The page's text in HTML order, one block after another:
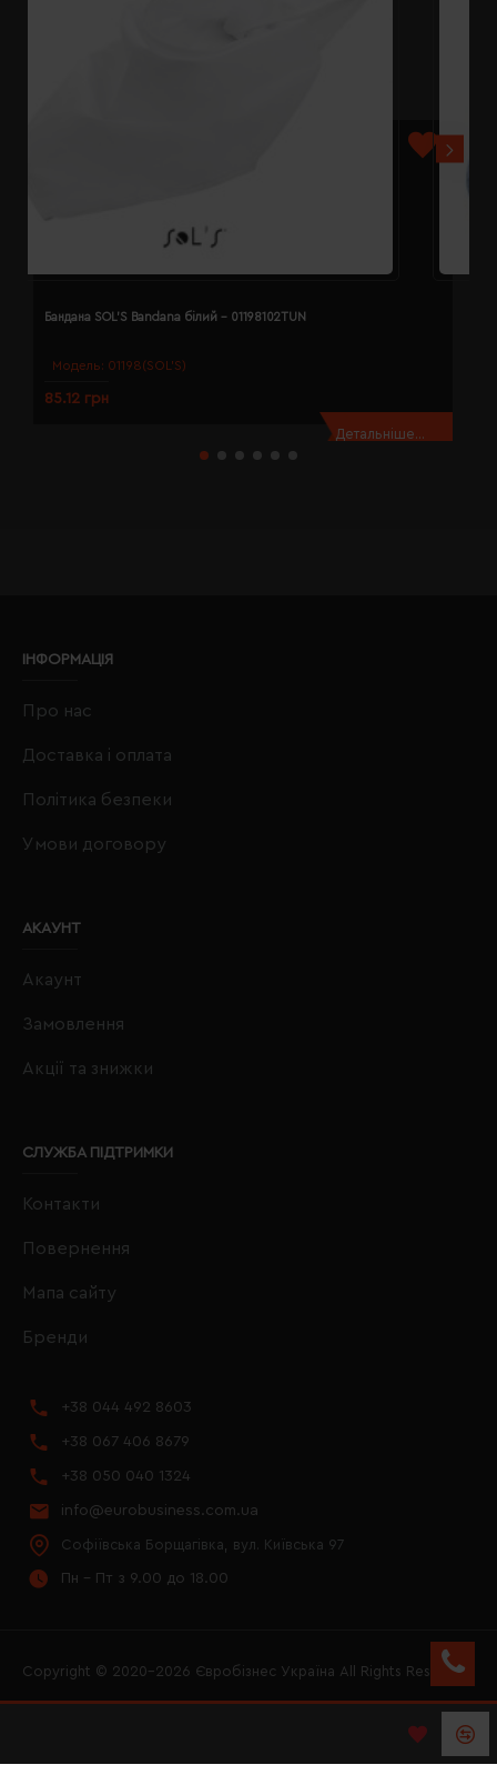
Модель: 01198(SOL’S)
Бандана SOL'S Bandana білий - 01198102TUN
85.12 грн
Детальніше...
ІНФОРМАЦІЯ
Про нас
Доставка і оплата
Політика безпеки
Умови договору
АКАУНТ
Акаунт
Замовлення
Акції та знижки
СЛУЖБА ПІДТРИМКИ
Контакти
Повернення
Мапа сайту
Бренди
+38 044 492 8603
+38 067 406 8679
+38 050 040 1324
info@eurobusiness.com.ua
Софіївська Борщагівка, вул. Київська 97
Пн - Пт з 9.00 до 18.00
Copyright © 2020–2026 Євробізнес Україна All Rights Reserved
LOGO ЄВРОБІЗНЕС